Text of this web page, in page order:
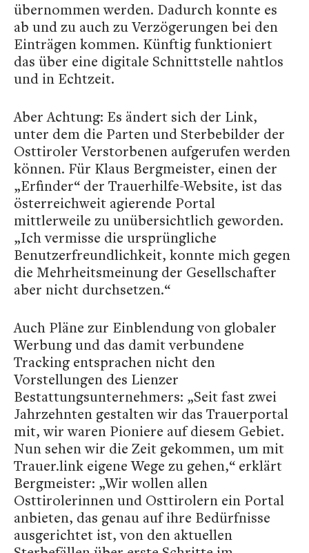
übernommen werden. Dadurch konnte es
ab und zu auch zu Verzögerungen bei den
Einträgen kommen. Künftig funktioniert
das über eine digitale Schnittstelle nahtlos
und in Echtzeit.
Aber Achtung: Es ändert sich der Link,
unter dem die Parten und Sterbebilder der
Osttiroler Verstorbenen aufgerufen werden
können. Für Klaus Bergmeister, einen der
„Erfinder“ der Trauerhilfe-Website, ist das
österreichweit agierende Portal
mittlerweile zu unübersichtlich geworden.
„Ich vermisse die ursprüngliche
Benutzerfreundlichkeit, konnte mich gegen
die Mehrheitsmeinung der Gesellschafter
aber nicht durchsetzen.“
Auch Pläne zur Einblendung von globaler
Werbung und das damit verbundene
Tracking entsprachen nicht den
Vorstellungen des Lienzer
Bestattungsunternehmers: „Seit fast zwei
Jahrzehnten gestalten wir das Trauerportal
mit, wir waren Pioniere auf diesem Gebiet.
Nun sehen wir die Zeit gekommen, um mit
Trauer.link eigene Wege zu gehen,“ erklärt
Bergmeister: „Wir wollen allen
Osttirolerinnen und Osttirolern ein Portal
anbieten, das genau auf ihre Bedürfnisse
ausgerichtet ist, von den aktuellen